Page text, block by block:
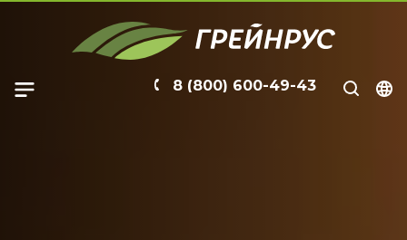
8 (800) 600-49-43